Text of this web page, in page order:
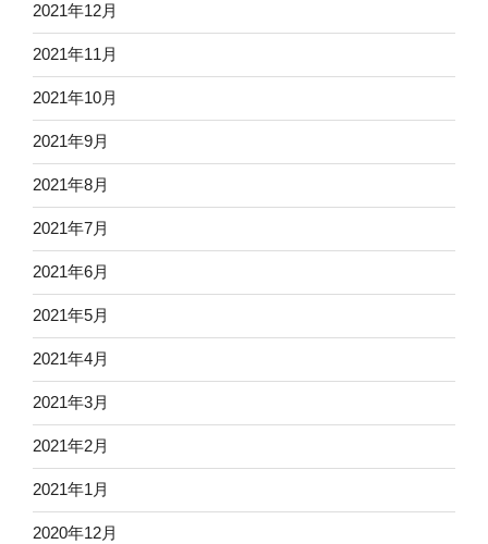
2021年12月
2021年11月
2021年10月
2021年9月
2021年8月
2021年7月
2021年6月
2021年5月
2021年4月
2021年3月
2021年2月
2021年1月
2020年12月